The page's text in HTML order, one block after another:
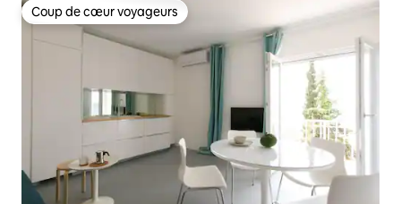
Coup de cœur voyageurs
Coup de cœur voyageurs